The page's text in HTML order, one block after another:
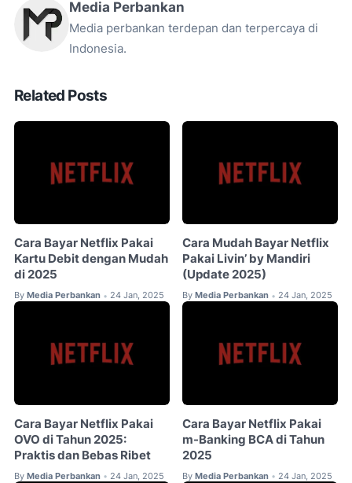
Media Perbankan
Media perbankan terdepan dan terpercaya di
Indonesia.
Related Posts
Cara Bayar Netflix Pakai
Kartu Debit dengan Mudah
di 2025
By Media Perbankan • 24 Jan, 2025
Cara Mudah Bayar Netflix
Pakai Livin’ by Mandiri
(Update 2025)
By Media Perbankan • 24 Jan, 2025
Cara Bayar Netflix Pakai
OVO di Tahun 2025:
Praktis dan Bebas Ribet
By Media Perbankan • 24 Jan, 2025
Cara Bayar Netflix Pakai
m-Banking BCA di Tahun
2025
By Media Perbankan • 24 Jan, 2025